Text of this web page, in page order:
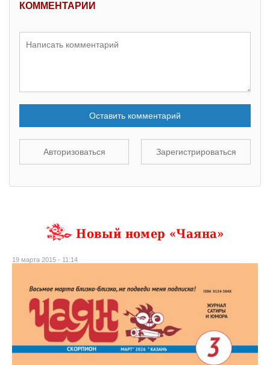
КОММЕНТАРИИ
Оставить комментарий
Авторизоваться Зарегистрироваться
Новый номер «Чаяна»
19 марта 2015 - 11:14